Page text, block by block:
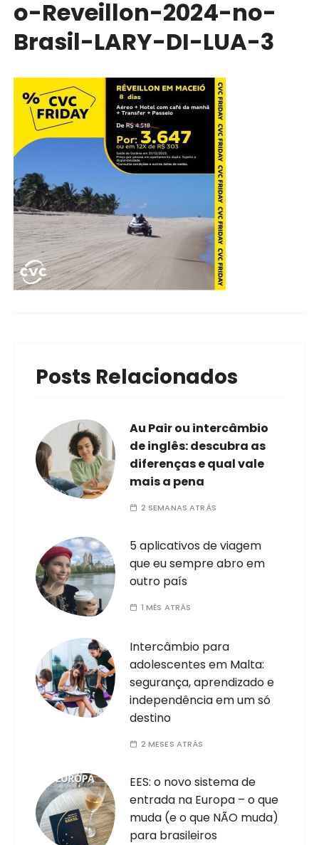
o-Reveillon-2024-no-
Brasil-LARY-DI-LUA-3
Posts Relacionados
Au Pair ou intercâmbio
de inglês: descubra as
diferenças e qual vale
mais a pena
2 SEMANAS ATRÁS
5 aplicativos de viagem
que eu sempre abro em
outro país
1 MÊS ATRÁS
Intercâmbio para
adolescentes em Malta:
segurança, aprendizado e
independência em um só
destino
2 MESES ATRÁS
EES: o novo sistema de
entrada na Europa – o que
muda (e o que NÃO muda)
para brasileiros